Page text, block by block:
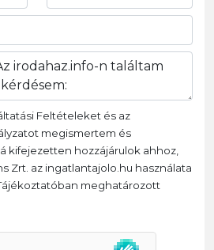
Feltételeket és az
megismertem és
kifejezetten hozzájárulok ahhoz,
Zrt. az ingatlantajolo.hu használata
meghatározott